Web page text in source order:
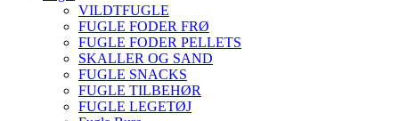
VILDTFUGLE
FUGLE FODER FRØ
FUGLE FODER PELLETS
SKALLER OG SAND
FUGLE SNACKS
FUGLE TILBEHØR
FUGLE LEGETØJ